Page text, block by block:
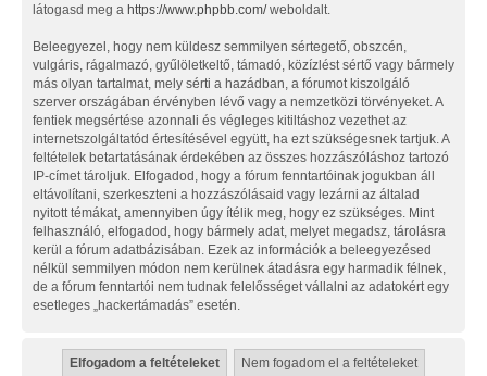
látogasd meg a https://www.phpbb.com/weboldalt.
Beleegyezel, hogy nem küldesz semmilyen sértegető, obszcén,
vulgáris, rágalmazó, gyűlöletkeltő, támadó, közízlést sértő vagy bármely
más olyan tartalmat, mely sérti a hazádban, a fórumot kiszolgáló
szerver országában érvényben lévő vagy a nemzetközi törvényeket. A
fentiek megsértése azonnali és végleges kitiltáshoz vezethet az
internetszolgáltatód értesítésével együtt, ha ezt szükségesnek tartjuk. A
feltételek betartatásának érdekében az összes hozzászóláshoz tartozó
IP-címet tároljuk. Elfogadod, hogy a fórum fenntartóinak jogukban áll
eltávolítani, szerkeszteni a hozzászólásaid vagy lezárni az általad
nyitott témákat, amennyiben úgy ítélik meg, hogy ez szükséges. Mint
felhasználó, elfogadod, hogy bármely adat, melyet megadsz, tárolásra
kerül a fórum adatbázisában. Ezek az információk a beleegyezésed
nélkül semmilyen módon nem kerülnek átadásra egy harmadik félnek,
de a fórum fenntartói nem tudnak felelősséget vállalni az adatokért egy
esetleges „hackertámadás” esetén.